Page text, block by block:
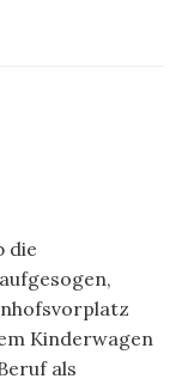
die
Kinderwagen
als